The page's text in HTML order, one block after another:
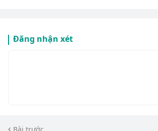
Đăng nhận xét
Bài trước